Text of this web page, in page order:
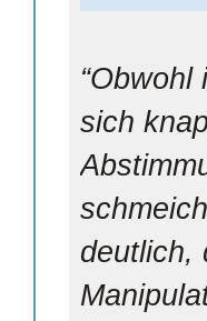
sich
deutlich,